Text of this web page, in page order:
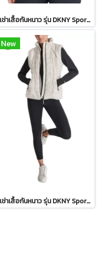
เช่าเสื้อกันหนาว รุ่น DKNY Sport Sherpa-Trim Puffer Vest WINTERCLOTHFA0297
New
เช่าเสื้อกันหนาว รุ่น DKNY Sport Sherpa-Trim Puffer Vest - Ivory WINTERCLOTHFA0151